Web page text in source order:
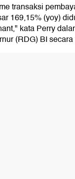
transaksi
169,15% (yoy)
kata Perry
(RDG) BI